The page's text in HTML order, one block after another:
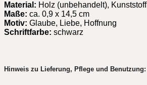
Material: Holz (unbehandelt), Kunststoff
Maße: ca. 0,9 x 14,5 cm
Motiv: Glaube, Liebe, Hoffnung
Schriftfarbe: schwarz
Hinweis zu Lieferung, Pflege und Benutzung: